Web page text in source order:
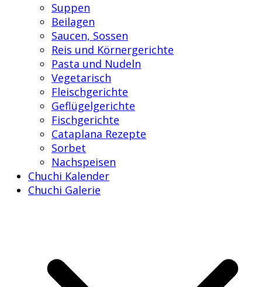
Suppen
Beilagen
Saucen, Sossen
Reis und Körnergerichte
Pasta und Nudeln
Vegetarisch
Fleischgerichte
Geflügelgerichte
Fischgerichte
Cataplana Rezepte
Sorbet
Nachspeisen
Chuchi Kalender
Chuchi Galerie